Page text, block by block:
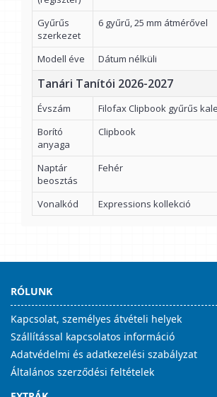
Gyűrűs
szerkezet
6 gyűrű, 25 mm átmérővel
Modell éve Dátum nélküli
Tanári Tanítói 2026-2027
Évszám
Filofax Clipbook gyűrűs
Borító
anyaga
Clipbook
Naptár
beosztás
Fehér
Vonalkód Expressions kollekció
RÓLUNK
Kapcsolat, személyes átvételi helyek
Szállítással kapcsolatos információ
Adatvédelmi és adatkezelési szabályzat
Általános szerződési feltételek